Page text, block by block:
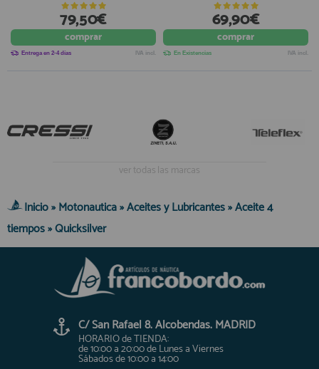
79,50€
comprar
Entrega en 2-4 días IVA incl.
69,90€
comprar
En Existencias IVA incl.
ver todas las marcas
Inicio»Motonautica»Aceites y Lubricantes»Aceite 4
tiempos»Quicksilver
C/ San Rafael 8. Alcobendas. MADRID
HORARIO de TIENDA:
de 10:00 a 20:00 de Lunes a Viernes
Sábados de 10:00 a 14:00